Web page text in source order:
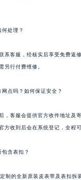
处理？
系客服，经核实后享受免费返
另行付费维修。
点吗？如何保证安全？
，客服会提供官方收件地址及
方收到后会在系统登记，全程可
含表扣？
制的全新原装皮表带及表扣拆